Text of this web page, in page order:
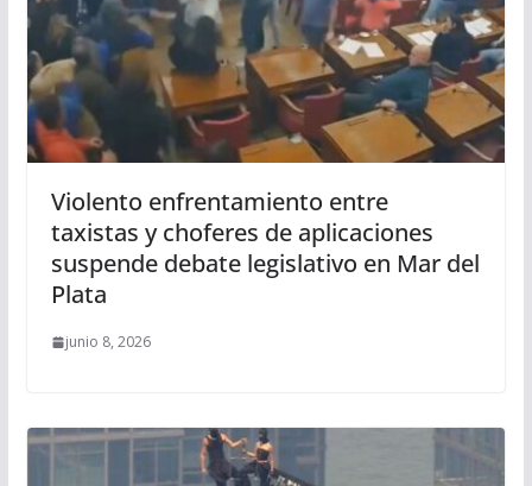
Violento enfrentamiento entre
taxistas y choferes de aplicaciones
suspende debate legislativo en Mar del
Plata
junio 8, 2026